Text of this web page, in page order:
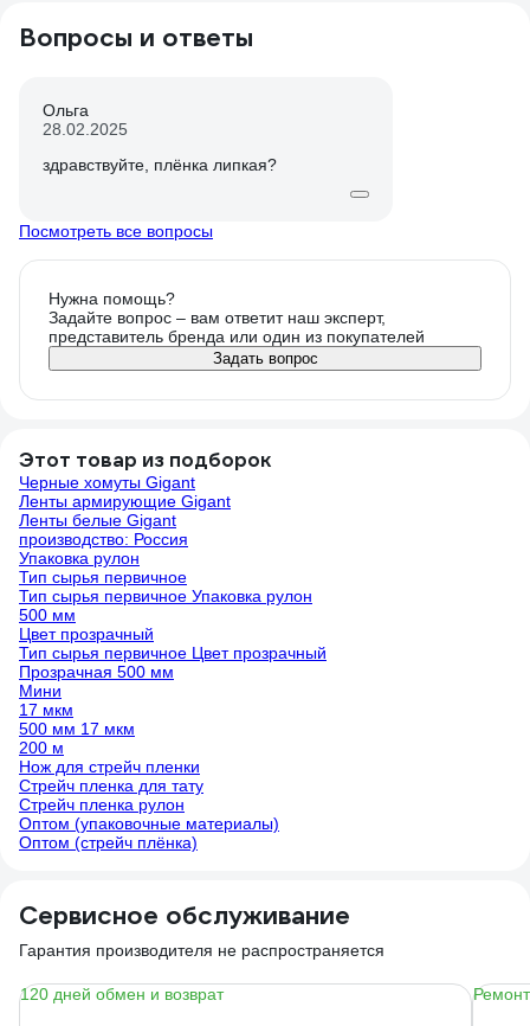
Вопросы и ответы
Ольга
28.02.2025
здравствуйте, плёнка липкая?
Посмотреть все вопросы
Нужна помощь?
Задайте вопрос – вам ответит наш эксперт,
представитель бренда или один из покупателей
Задать вопрос
Этот товар из подборок
Черные хомуты Gigant
Ленты армирующие Gigant
Ленты белые Gigant
производство: Россия
Упаковка рулон
Тип сырья первичное
Тип сырья первичное Упаковка рулон
500 мм
Цвет прозрачный
Тип сырья первичное Цвет прозрачный
Прозрачная 500 мм
Мини
17 мкм
500 мм 17 мкм
200 м
Нож для стрейч пленки
Стрейч пленка для тату
Стрейч пленка рулон
Оптом (упаковочные материалы)
Оптом (стрейч плёнка)
Сервисное обслуживание
Гарантия производителя не распространяется
120 дней обмен и возврат